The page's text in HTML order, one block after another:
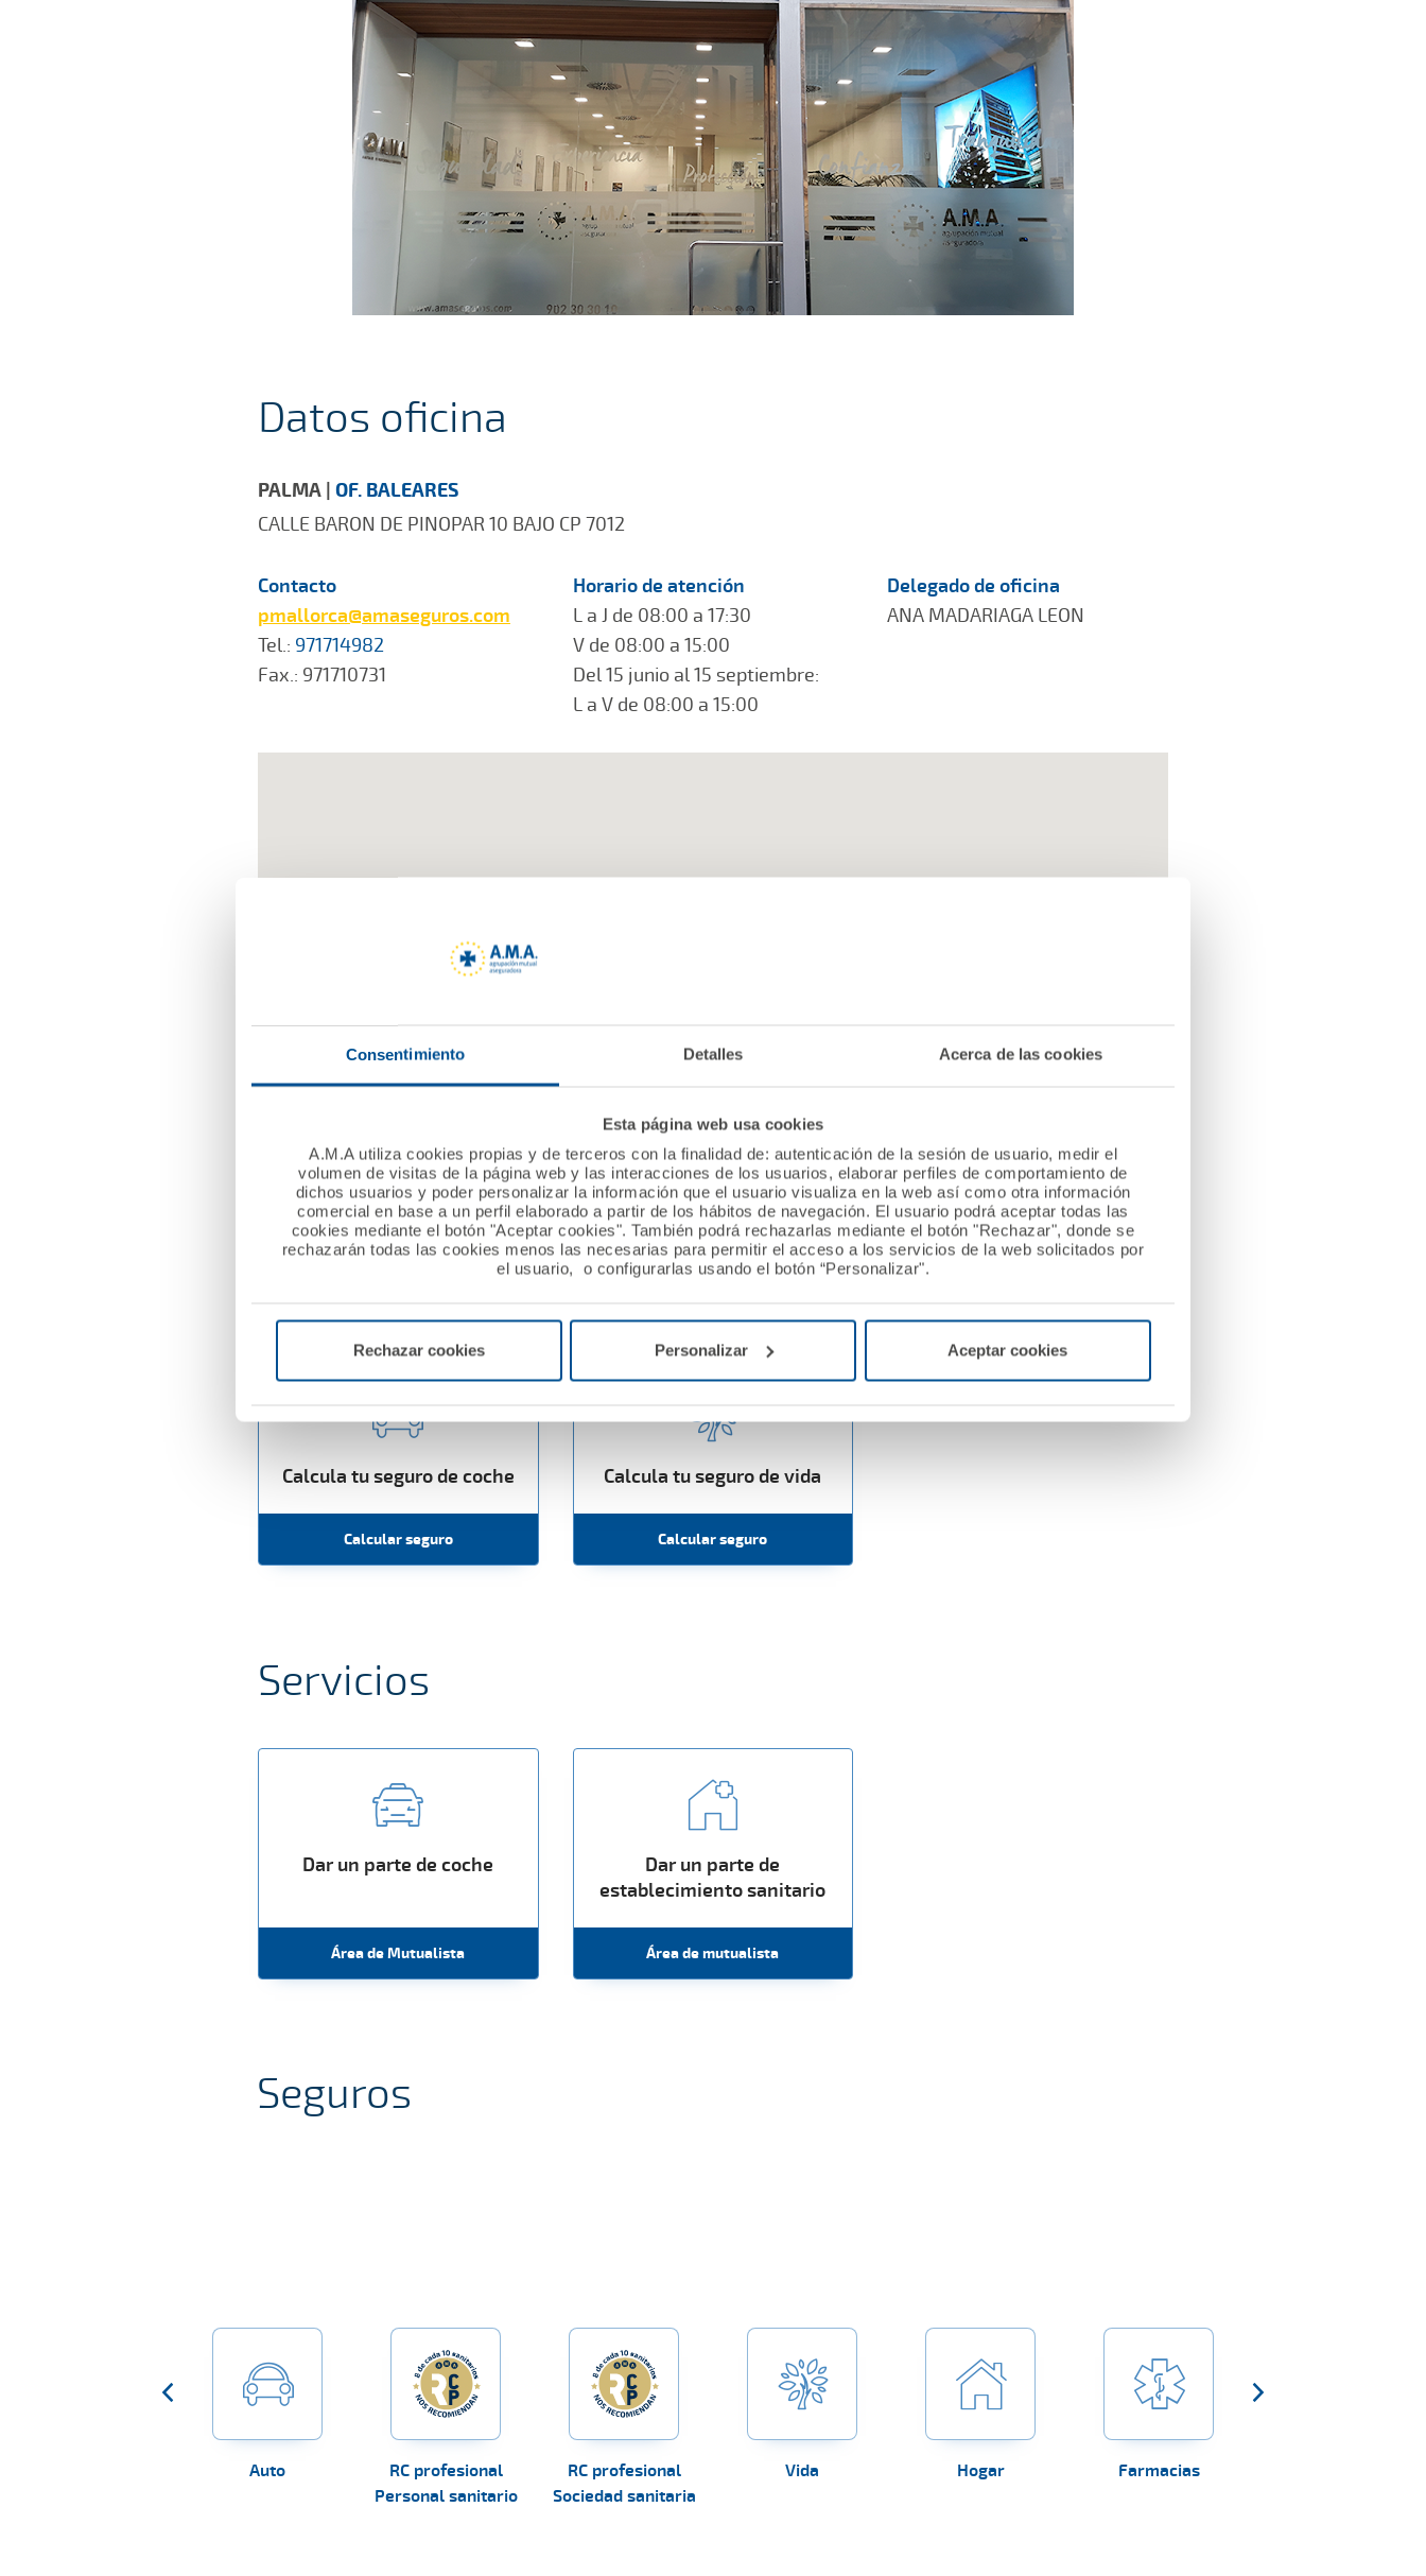
Consentimiento Detalles Acerca de las cookies
Esta página web usa cookies
A.M.A utiliza cookies propias y de terceros con la finalidad de: autenticación de la sesión de usuario, medir el
volumen de visitas de la página web y las interacciones de los usuarios, elaborar perfiles de comportamiento de
dichos usuarios y poder personalizar la información que el usuario visualiza en la web así como otra información
comercial en base a un perfil elaborado a partir de los hábitos de navegación. El usuario podrá aceptar todas las
cookies mediante el botón "Aceptar cookies". También podrá rechazarlas mediante el botón "Rechazar", donde se
rechazarán todas las cookies menos las necesarias para permitir el acceso a los servicios de la web solicitados por
el usuario, o configurarlas usando el botón “Personalizar".
Rechazar cookies Personalizar Aceptar cookies
Datos oficina
PALMA |OF. BALEARES
CALLE BARON DE PINOPAR 10 BAJO CP 7012
Contacto
pmallorca@amaseguros.com
Tel.: 971714982
Fax.: 971710731
Horario de atención
L a J de 08:00 a 17:30
V de 08:00 a 15:00
Del 15 junio al 15 septiembre:
L a V de 08:00 a 15:00
Delegado de oficina
ANA MADARIAGA LEON
Calcula tu seguro
Calcula tu seguro de coche
Calcular seguro
Calcula tu seguro de vida
Calcular seguro
Servicios
Dar un parte de coche
Área de Mutualista
Dar un parte de
establecimiento sanitario
Área de mutualista
Seguros
Auto
RC profesional
Personal sanitario
RC profesional
Sociedad sanitaria
Vida Hogar Farmacias